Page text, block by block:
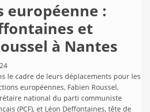
européenne :
et
à Nantes
le cadre de leurs déplacements pour les
européennes, Fabien Roussel,
national du parti communiste
(PCF), et Léon Deffontaines, tête de